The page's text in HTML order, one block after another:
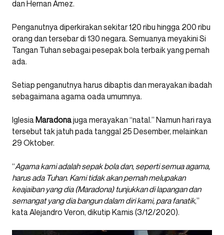
dan Hernan Amez.
Penganutnya diperkirakan sekitar 120 ribu hingga 200 ribu
orang dan tersebar di 130 negara. Semuanya meyakini Si
Tangan Tuhan sebagai pesepak bola terbaik yang pernah
ada.
Setiap penganutnya harus dibaptis dan merayakan ibadah
sebagaimana agama oada umumnya.
Iglesia Maradonajuga merayakan “natal.” Namun hari raya
tersebut tak jatuh pada tanggal 25 Desember, melainkan
29 Oktober.
“Agama kami adalah sepak bola dan, seperti semua agama,
harus ada Tuhan. Kami tidak akan pernah melupakan
keajaiban yang dia (Maradona) tunjukkan di lapangan dan
semangat yang dia bangun dalam diri kami, para fanatik,”
kata Alejandro Veron, dikutip Kamis (3/12/2020).